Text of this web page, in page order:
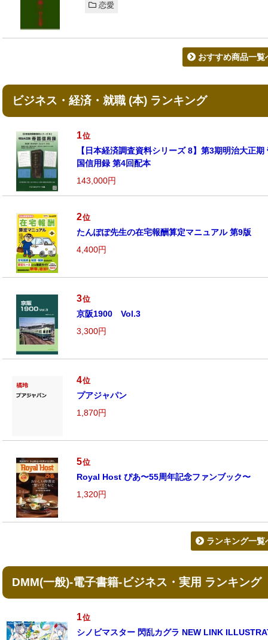
恋愛
おすすめ商品一覧
ビジネス・経済・就職 (本) ランキング
1位
【日本経済調査資料シリーズ 8】第3期明治大正期
国信用録 第4回配本
143,000円
2位
たんぽぽ先生の在宅報酬算定マニュアル 第9版
4,400円
3位
京阪1900 Vol.3
3,300円
4位
プアジャパン
1,870円
5位
Royal Host ぴあ〜55周年記念ファンブック〜
1,320円
ランキング一覧
DMM(一般)-電子書籍-ビジネス・実用 ランキング
1位
シノビマスター 閃乱カグラ NEW LINK